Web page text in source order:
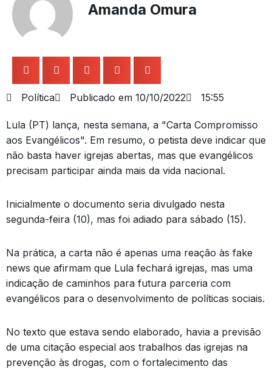
Amanda Omura
Política Publicado em 10/10/2022 15:55
Lula (PT) lança, nesta semana, a "Carta Compromisso
aos Evangélicos". Em resumo, o petista deve indicar que
não basta haver igrejas abertas, mas que evangélicos
precisam participar ainda mais da vida nacional.
Inicialmente o documento seria divulgado nesta
segunda-feira (10), mas foi adiado para sábado (15).
Na prática, a carta não é apenas uma reação às fake
news que afirmam que Lula fechará igrejas, mas uma
indicação de caminhos para futura parceria com
evangélicos para o desenvolvimento de políticas sociais.
No texto que estava sendo elaborado, havia a previsão
de uma citação especial aos trabalhos das igrejas na
prevenção às drogas, com o fortalecimento das